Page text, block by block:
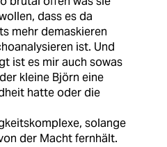
dass es da
mehr demaskieren
ist. Und
ist es mir auch sowas
kleine Björn eine
hatte oder die
solange
der Macht fernhält.